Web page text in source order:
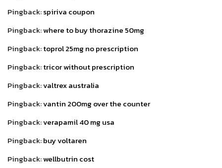
Pingback:spiriva coupon
Pingback:where to buy thorazine 50mg
Pingback:toprol 25mg no prescription
Pingback:tricor without prescription
Pingback:valtrex australia
Pingback:vantin 200mg over the counter
Pingback:verapamil 40 mg usa
Pingback:buy voltaren
Pingback:wellbutrin cost